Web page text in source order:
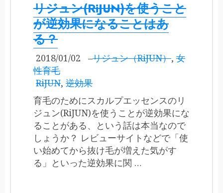
リジュン(RiJUN)を使うこと
が逆効果になることはあ
る？
2018/01/02 –リジュン（RiJUN）, 女
性育毛
RiJUN, 逆効果
育毛のためにスカルプエッセンスのリ
ジュン(RiJUN)を使うことが逆効果にな
ることがある、という話は本当なので
しょうか？ レビューサイトなどで「使
い始めてから抜け毛が増えた気がす
る」といった逆効果に関 …